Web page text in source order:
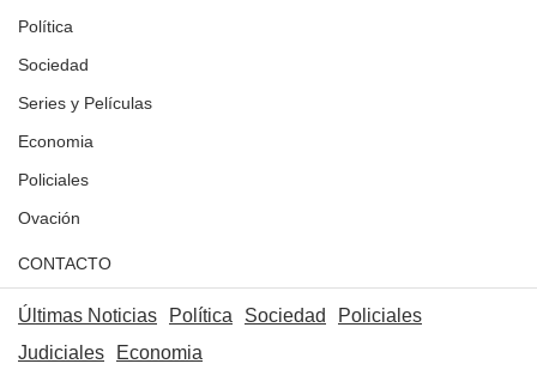
Política
Sociedad
Series y Películas
Economia
Policiales
Ovación
CONTACTO
Últimas Noticias Política Sociedad
Policiales
Judiciales
Economia